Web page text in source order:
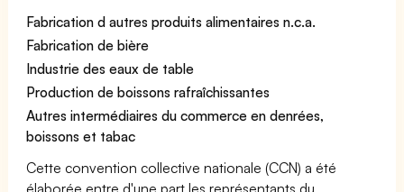
Fabrication d autres produits alimentaires n.c.a.
Fabrication de bière
Industrie des eaux de table
Production de boissons rafraîchissantes
Autres intermédiaires du commerce en denrées,
boissons et tabac
Cette convention collective nationale (CCN) a été
élaborée entre d'une part les représentants du